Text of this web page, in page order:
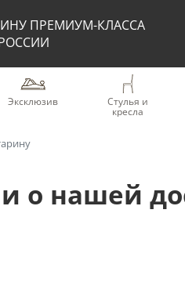
ПРЕМИУМ-КЛАССА
Эксклюзив Стулья и
кресла
о нашей